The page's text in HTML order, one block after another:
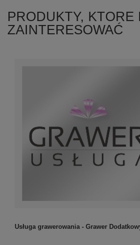
PRODUKTY, KTORE
ZAINTERESOWAĆ
Usługa grawerowania - Grawer